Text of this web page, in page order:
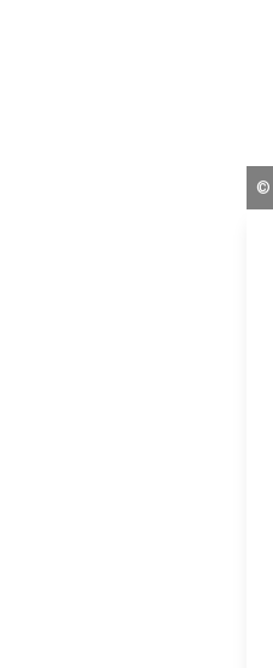
©